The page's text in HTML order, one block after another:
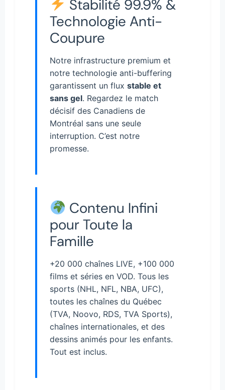
Stabilité 99.9% &
Technologie Anti-
Coupure
Notre infrastructure premium et
notre technologie anti-buffering
garantissent un flux stable et
sans gel. Regardez le match
décisif des Canadiens de
Montréal sans une seule
interruption. C’est notre
promesse.
Contenu Infini
pour Toute la
Famille
+20 000 chaînes LIVE, +100 000
films et séries en VOD. Tous les
sports (NHL, NFL, NBA, UFC),
toutes les chaînes du Québec
(TVA, Noovo, RDS, TVA Sports),
chaînes internationales, et des
dessins animés pour les enfants.
Tout est inclus.